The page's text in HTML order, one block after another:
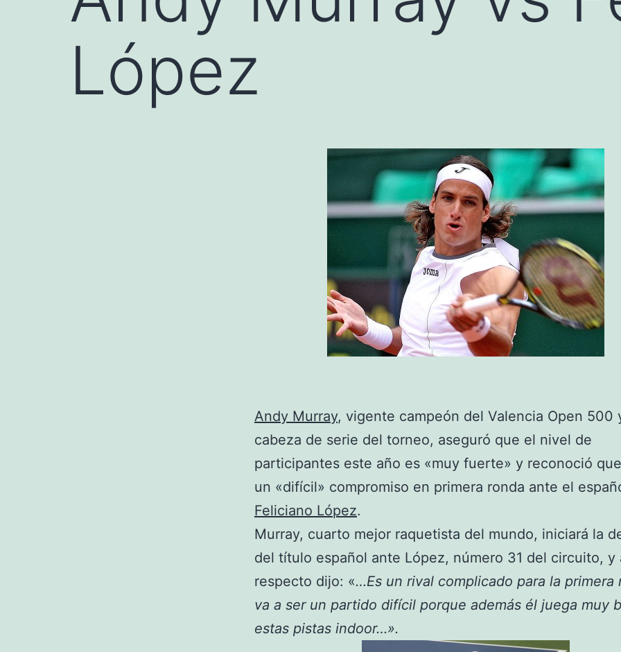
López
Andy Murray, vigente campeón del Valencia Open 500
cabeza de serie del torneo, aseguró que el nivel de
participantes este año es «muy fuerte» y reconoció
un «difícil» compromiso en primera ronda ante el
Feliciano López.
Murray, cuarto mejor raquetista del mundo, iniciará la
del título español ante López, número 31 del circuito, y
respecto dijo: «…Es un rival complicado para la primera
va a ser un partido difícil porque además él juega muy
estas pistas indoor…».